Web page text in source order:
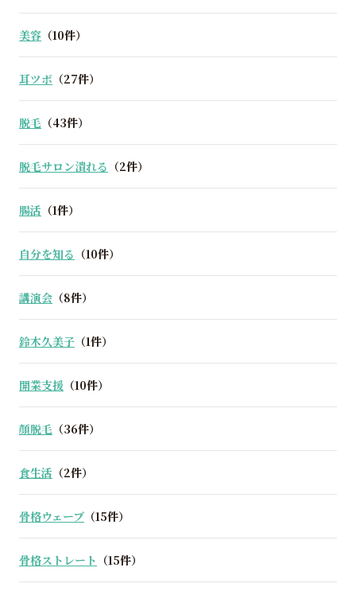
美容 （10件）
耳ツボ （27件）
脱毛 （43件）
脱毛サロン潰れる （2件）
腸活 （1件）
自分を知る （10件）
講演会 （8件）
鈴木久美子 （1件）
開業支援 （10件）
顔脱毛 （36件）
食生活 （2件）
骨格ウェーブ （15件）
骨格ストレート （15件）